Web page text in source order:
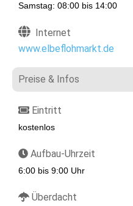
Samstag: 08:00 bis 14:00
Internet
www.elbeflohmarkt.de
Preise & Infos
Eintritt
kostenlos
Aufbau-Uhrzeit
6:00 bis 9:00 Uhr
Überdacht